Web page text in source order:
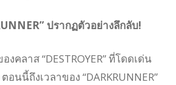
ปรากฏตัวอย่างลึกลับ!
คลาส “DESTROYER” ที่โดดเด่น
นนี้ถึงเวลาของ “DARKRUNNER”